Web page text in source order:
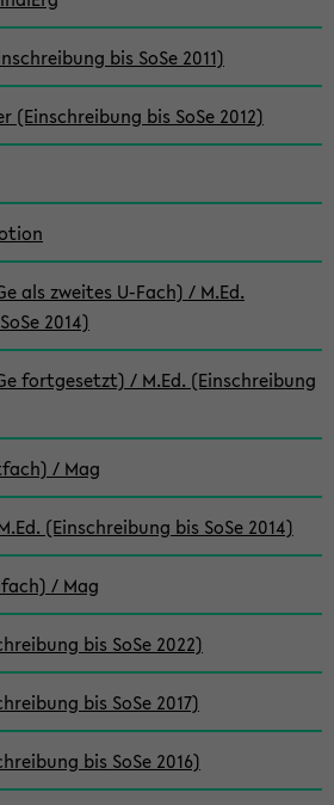
bis SoSe 2011)
(Einschreibung bis SoSe 2012)
als zweites U-Fach) / M.Ed.
2014)
fortgesetzt) / M.Ed. (Einschreibung
/ Mag
(Einschreibung bis SoSe 2014)
/ Mag
bis SoSe 2022)
bis SoSe 2017)
bis SoSe 2016)